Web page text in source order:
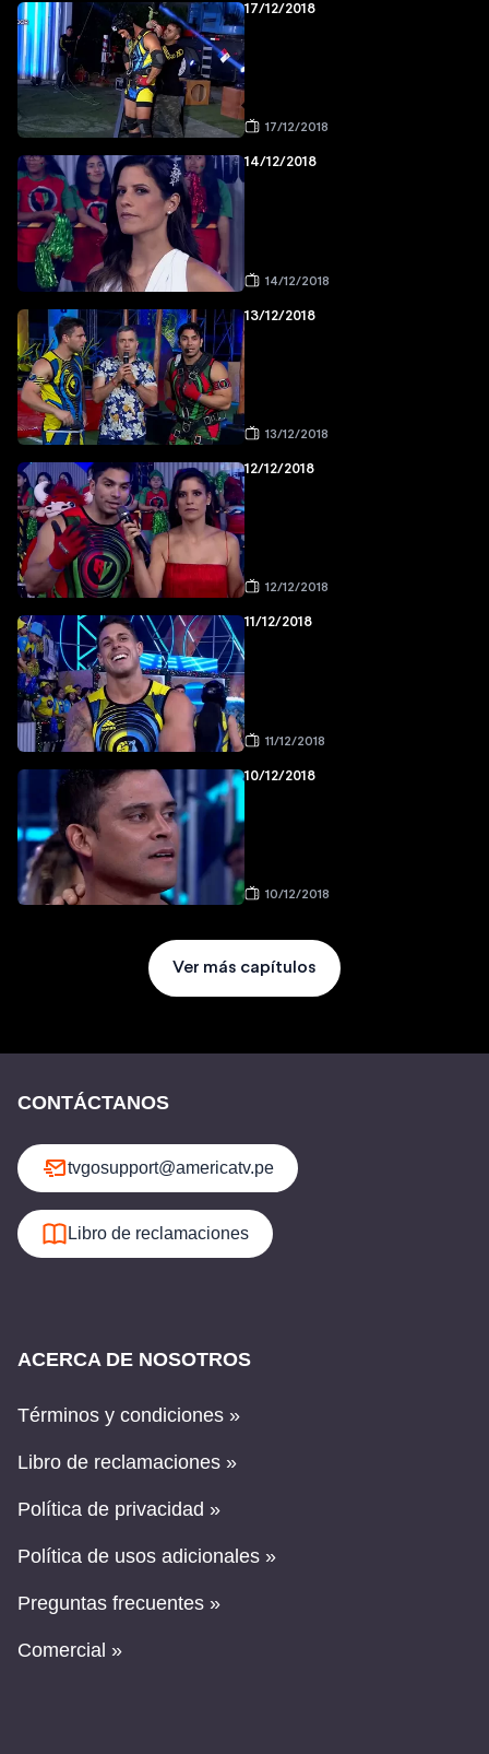
17/12/2018
17/12/2018
14/12/2018
14/12/2018
13/12/2018
13/12/2018
12/12/2018
12/12/2018
11/12/2018
11/12/2018
10/12/2018
10/12/2018
Ver más capítulos
CONTÁCTANOS
tvgosupport@americatv.pe
Libro de reclamaciones
ACERCA DE NOSOTROS
Términos y condiciones »
Libro de reclamaciones »
Política de privacidad »
Política de usos adicionales »
Preguntas frecuentes »
Comercial »